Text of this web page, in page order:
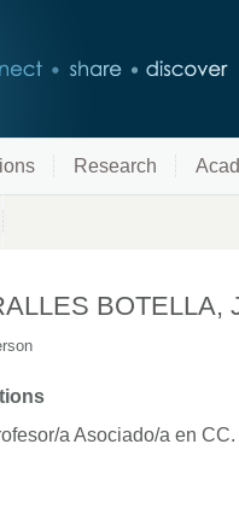
Research
BOTELLA,
a Asociado/a en